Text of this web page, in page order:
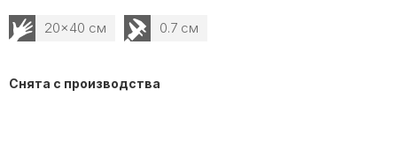
20x40 см 0.7 см
Снята с производства